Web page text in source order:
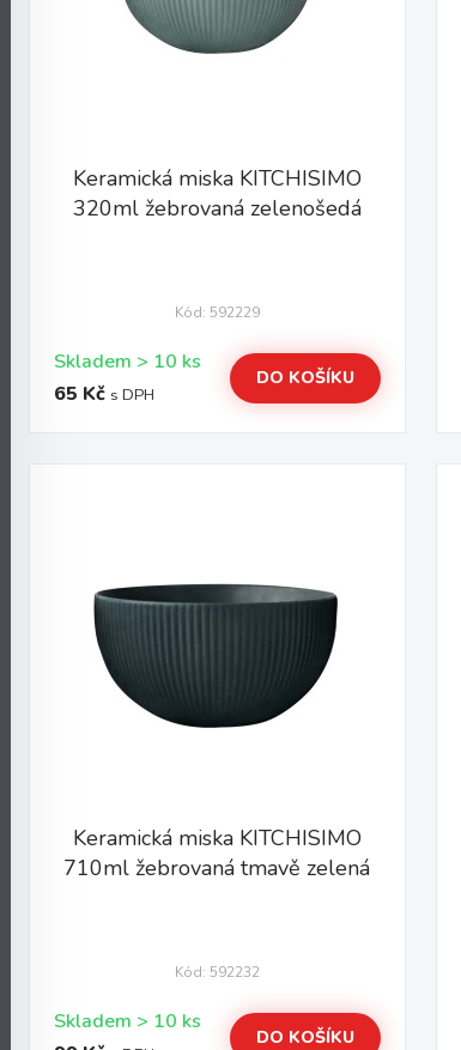
Keramická miska KITCHISIMO
320ml žebrovaná zelenošedá
Kód: 592229
Skladem > 10 ks
65 Kč s DPH
DO KOŠÍKU
Keramická miska KITCHISIMO
710ml žebrovaná tmavě zelená
Kód: 592232
Skladem > 10 ks
DO KOŠÍKU